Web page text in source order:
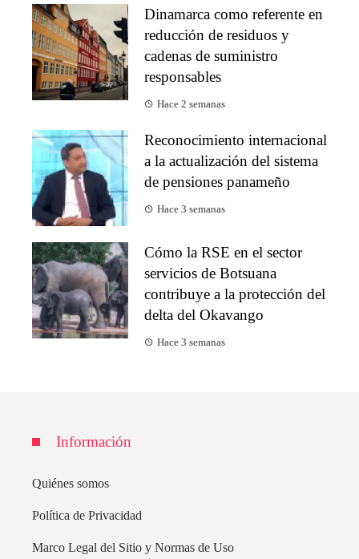
Dinamarca como referente en
reducción de residuos y
cadenas de suministro
responsables
Hace 2 semanas
Reconocimiento internacional
a la actualización del sistema
de pensiones panameño
Hace 3 semanas
Cómo la RSE en el sector
servicios de Botsuana
contribuye a la protección del
delta del Okavango
Hace 3 semanas
Información
Quiénes somos
Política de Privacidad
Marco Legal del Sitio y Normas de Uso